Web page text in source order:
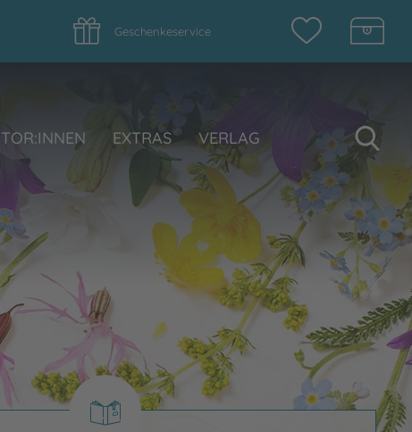
Geschenkeservice
EXTRAS VERLAG